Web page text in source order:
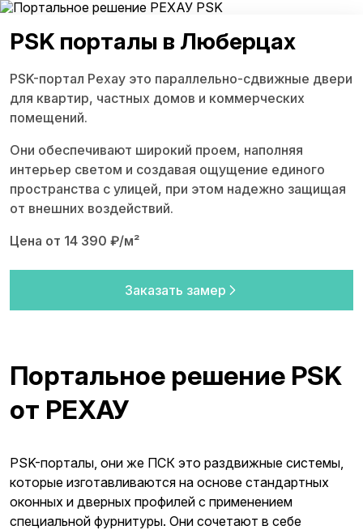
PSK порталы в Люберцах
PSK-портал Рехау это параллельно-сдвижные двери
для квартир, частных домов и коммерческих
помещений.
Они обеспечивают широкий проем, наполняя
интерьер светом и создавая ощущение единого
пространства с улицей, при этом надежно защищая
от внешних воздействий.
Цена от 14 390 ₽/м²
Заказать замер
Портальное решение PSK
от РЕХАУ
PSK-порталы, они же ПСК это раздвижные системы,
которые изготавливаются на основе стандартных
оконных и дверных профилей с применением
специальной фурнитуры. Они сочетают в себе